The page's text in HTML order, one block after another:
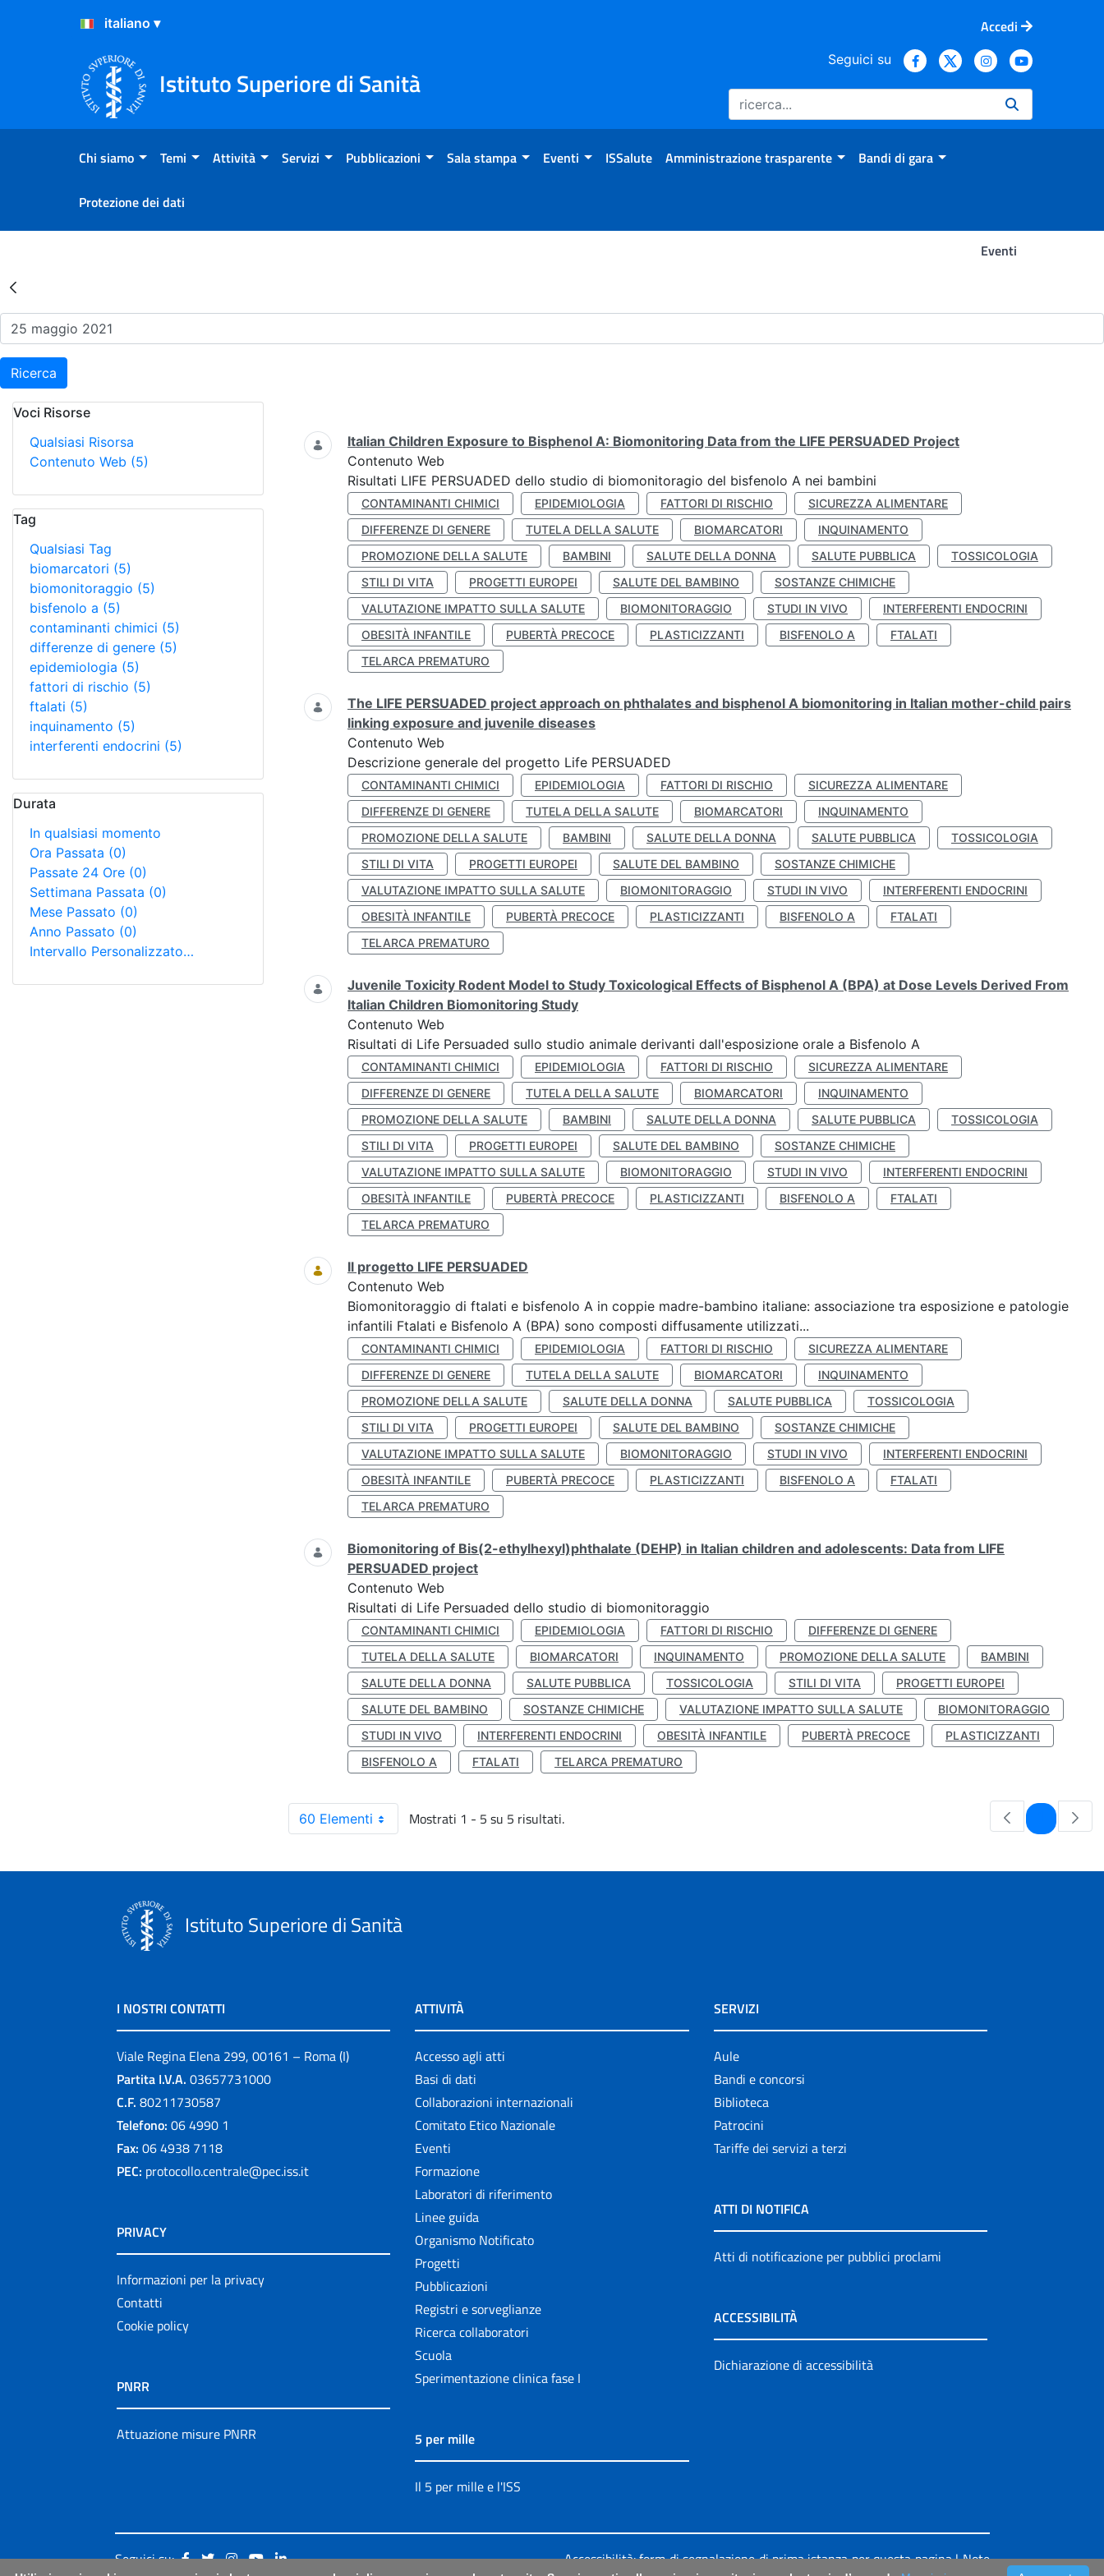
Salta al Contenuto
Salta al Footer
Accedi
Istituto Superiore di Sanità
Seguici su
Chi siamo Temi Attività Servizi Pubblicazioni Sala stampa Eventi ISSalute Amministrazione trasparente Bandi di gara
Protezione dei dati
Eventi
Risultati della Ricerca - Eventi
Ricerca
Voci Risorse
Qualsiasi Risorsa
Contenuto Web (5)
Tag
Qualsiasi Tag
biomarcatori (5)
biomonitoraggio (5)
bisfenolo a (5)
contaminanti chimici (5)
differenze di genere (5)
epidemiologia (5)
fattori di rischio (5)
ftalati (5)
inquinamento (5)
interferenti endocrini (5)
Durata
In qualsiasi momento
Ora Passata (0)
Passate 24 Ore (0)
Settimana Passata (0)
Mese Passato (0)
Anno Passato (0)
Intervallo Personalizzato…
Ricerca
Italian Children Exposure to Bisphenol A: Biomonitoring Data from the LIFE PERSUADED Project
Contenuto Web
Risultati LIFE PERSUADED dello studio di biomonitoragio del bisfenolo A nei bambini
CONTAMINANTI CHIMICI EPIDEMIOLOGIA FATTORI DI RISCHIO
SICUREZZA ALIMENTARE
DIFFERENZE DI GENERE
TUTELA DELLA SALUTE BIOMARCATORI
INQUINAMENTO
PROMOZIONE DELLA SALUTE
BAMBINI SALUTE DELLA DONNA SALUTE PUBBLICA
TOSSICOLOGIA
STILI DI VITA
PROGETTI EUROPEI SALUTE DEL BAMBINO
SOSTANZE CHIMICHE
VALUTAZIONE IMPATTO SULLA SALUTE
BIOMONITORAGGIO STUDI IN VIVO
INTERFERENTI ENDOCRINI
OBESITÀ INFANTILE
PUBERTÀ PRECOCE PLASTICIZZANTI BISFENOLO A
FTALATI
TELARCA PREMATURO
The LIFE PERSUADED project approach on phthalates and bisphenol A biomonitoring in Italian mother-child pairs
linking exposure and juvenile diseases
Contenuto Web
Descrizione generale del progetto Life PERSUADED
CONTAMINANTI CHIMICI EPIDEMIOLOGIA FATTORI DI RISCHIO
SICUREZZA ALIMENTARE
DIFFERENZE DI GENERE
TUTELA DELLA SALUTE BIOMARCATORI
INQUINAMENTO
PROMOZIONE DELLA SALUTE
BAMBINI SALUTE DELLA DONNA SALUTE PUBBLICA
TOSSICOLOGIA
STILI DI VITA
PROGETTI EUROPEI SALUTE DEL BAMBINO
SOSTANZE CHIMICHE
VALUTAZIONE IMPATTO SULLA SALUTE
BIOMONITORAGGIO STUDI IN VIVO
INTERFERENTI ENDOCRINI
OBESITÀ INFANTILE
PUBERTÀ PRECOCE PLASTICIZZANTI BISFENOLO A
FTALATI
TELARCA PREMATURO
Juvenile Toxicity Rodent Model to Study Toxicological Effects of Bisphenol A (BPA) at Dose Levels Derived From
Italian Children Biomonitoring Study
Contenuto Web
Risultati di Life Persuaded sullo studio animale derivanti dall'esposizione orale a Bisfenolo A
CONTAMINANTI CHIMICI EPIDEMIOLOGIA FATTORI DI RISCHIO
SICUREZZA ALIMENTARE
DIFFERENZE DI GENERE
TUTELA DELLA SALUTE BIOMARCATORI
INQUINAMENTO
PROMOZIONE DELLA SALUTE
BAMBINI SALUTE DELLA DONNA SALUTE PUBBLICA
TOSSICOLOGIA
STILI DI VITA
PROGETTI EUROPEI SALUTE DEL BAMBINO
SOSTANZE CHIMICHE
VALUTAZIONE IMPATTO SULLA SALUTE
BIOMONITORAGGIO STUDI IN VIVO
INTERFERENTI ENDOCRINI
OBESITÀ INFANTILE
PUBERTÀ PRECOCE PLASTICIZZANTI BISFENOLO A
FTALATI
TELARCA PREMATURO
Il progetto LIFE PERSUADED
Contenuto Web
Biomonitoraggio di ftalati e bisfenolo A in coppie madre-bambino italiane: associazione tra esposizione e patologie
infantili Ftalati e Bisfenolo A (BPA) sono composti diffusamente utilizzati...
CONTAMINANTI CHIMICI EPIDEMIOLOGIA FATTORI DI RISCHIO
SICUREZZA ALIMENTARE
DIFFERENZE DI GENERE
TUTELA DELLA SALUTE BIOMARCATORI
INQUINAMENTO
PROMOZIONE DELLA SALUTE
SALUTE DELLA DONNA SALUTE PUBBLICA
TOSSICOLOGIA
STILI DI VITA
PROGETTI EUROPEI SALUTE DEL BAMBINO
SOSTANZE CHIMICHE
VALUTAZIONE IMPATTO SULLA SALUTE
BIOMONITORAGGIO STUDI IN VIVO
INTERFERENTI ENDOCRINI
OBESITÀ INFANTILE
PUBERTÀ PRECOCE PLASTICIZZANTI BISFENOLO A
FTALATI
TELARCA PREMATURO
Biomonitoring of Bis(2-ethylhexyl)phthalate (DEHP) in Italian children and adolescents: Data from LIFE
PERSUADED project
Contenuto Web
Risultati di Life Persuaded dello studio di biomonitoraggio
CONTAMINANTI CHIMICI EPIDEMIOLOGIA FATTORI DI RISCHIO
DIFFERENZE DI GENERE
TUTELA DELLA SALUTE
BIOMARCATORI INQUINAMENTO PROMOZIONE DELLA SALUTE
BAMBINI
SALUTE DELLA DONNA
SALUTE PUBBLICA TOSSICOLOGIA STILI DI VITA
PROGETTI EUROPEI
SALUTE DEL BAMBINO
SOSTANZE CHIMICHE VALUTAZIONE IMPATTO SULLA SALUTE
BIOMONITORAGGIO
STUDI IN VIVO
INTERFERENTI ENDOCRINI OBESITÀ INFANTILE PUBERTÀ PRECOCE
PLASTICIZZANTI
BISFENOLO A
FTALATI TELARCA PREMATURO
60 Elementi Mostrati 1 - 5 su 5 risultati. Pagina
Istituto Superiore di Sanità
I NOSTRI CONTATTI
Viale Regina Elena 299, 00161 – Roma (I)
Partita I.V.A. 03657731000
C.F. 80211730587
Telefono: 06 4990 1
Fax: 06 4938 7118
PEC: protocollo.centrale@pec.iss.it
PRIVACY
Informazioni per la privacy
Contatti
Cookie policy
PNRR
Attuazione misure PNRR
ATTIVITÀ
Accesso agli atti
Basi di dati
Collaborazioni internazionali
Comitato Etico Nazionale
Eventi
Formazione
Laboratori di riferimento
Linee guida
Organismo Notificato
Progetti
Pubblicazioni
Registri e sorveglianze
Ricerca collaboratori
Scuola
Sperimentazione clinica fase I
5 per mille
Il 5 per mille e l'ISS
SERVIZI
Aule
Bandi e concorsi
Biblioteca
Patrocini
Tariffe dei servizi a terzi
ATTI DI NOTIFICA
Atti di notificazione per pubblici proclami
ACCESSIBILITÀ
Dichiarazione di accessibilità
Seguici su: Accessibilità: form di segnalazione di prima istanza per questa pagina|Note